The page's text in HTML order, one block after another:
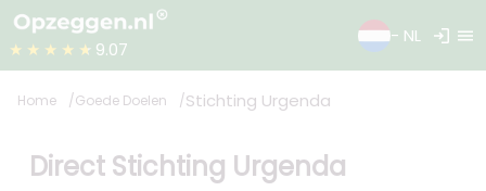
★★★★★ 9.07
- NL login menu
Home Goede Doelen Stichting Urgenda
Direct Stichting Urgenda